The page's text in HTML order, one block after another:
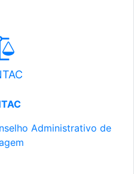
Administrativo de